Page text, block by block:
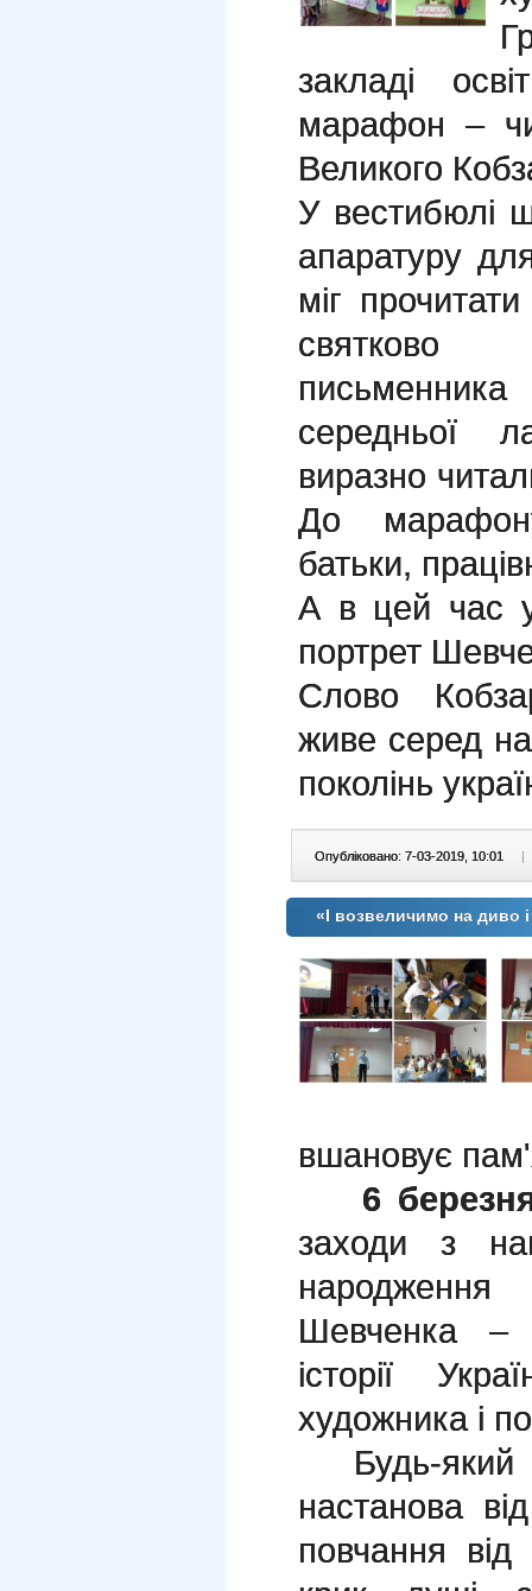
закладі
марафон –
Великого
У вестибюлі
апаратуру
міг
святково
середньої
виразно
До
батьки,
А в цей час
портрет
Слово
живе серед
поколінь
Опубліковано: 7-03-2019, 10:01 |
«І возвеличимо на диво
вшановує
6
заходи з
Шевченка –
історії
художника і
Будь-який
настанова
повчання